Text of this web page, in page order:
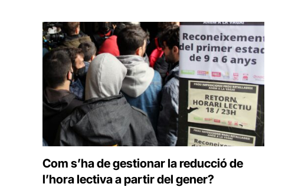
Com s’ha de gestionar la reducció de
l’hora lectiva a partir del gener?